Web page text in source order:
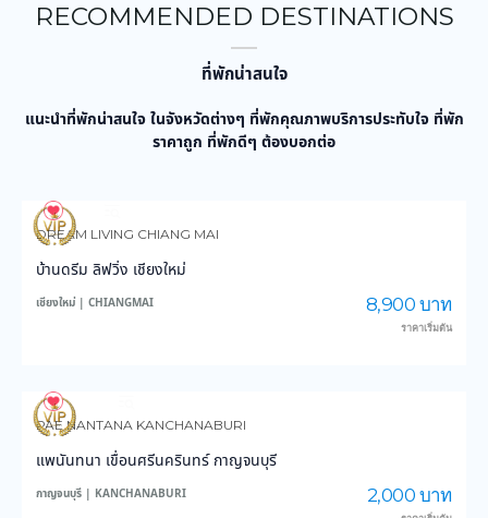
RECOMMENDED DESTINATIONS
ที่พักน่าสนใจ
แนะนำที่พักน่าสนใจ ในจังหวัดต่างๆ ที่พักคุณภาพบริการประทับใจ ที่พัก
ราคาถูก ที่พักดีๆ ต้องบอกต่อ
976
DREAM LIVING CHIANG MAI
บ้านดรีม ลิฟวิ่ง เชียงใหม่
เชียงใหม่ | CHIANGMAI 8,900 บาท
ราคาเริ่มต้น
3,880
PAE NANTANA KANCHANABURI
แพนันทนา เขื่อนศรีนครินทร์ กาญจนบุรี
กาญจนบุรี | KANCHANABURI 2,000 บาท